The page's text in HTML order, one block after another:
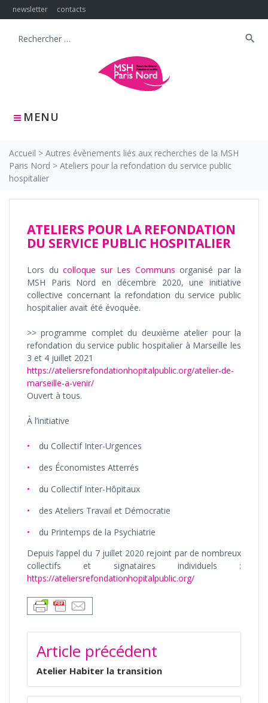
Skip
to
newsletter contacts
MENU
Search
search
Accueil > Autres évènements liés aux recherches de la MSH
Paris Nord > Ateliers pour la refondation du service public
hospitalier
ATELIERS POUR LA REFONDATION
DU SERVICE PUBLIC HOSPITALIER
Lors du colloque sur Les Communs organisé par la
MSH Paris Nord en décembre 2020, une initiative
collective concernant la refondation du service public
hospitalier avait été évoquée.
>> programme complet du deuxième atelier pour la
refondation du service public hospitalier à Marseille les
3 et 4 juillet 2021
https://ateliersrefondationhopitalpublic.org/atelier-de-
marseille-a-venir/
Ouvert à tous.
À l’initiative
du Collectif Inter-Urgences
des Économistes Atterrés
du Collectif Inter-Hôpitaux
des Ateliers Travail et Démocratie
du Printemps de la Psychiatrie
Depuis l’appel du 7 juillet 2020 rejoint par de nombreux
collectifs et signataires individuels :
https://ateliersrefondationhopitalpublic.org/
NAVIGATION
DE
L’ARTICLE
Article précédent
Atelier Habiter la transition